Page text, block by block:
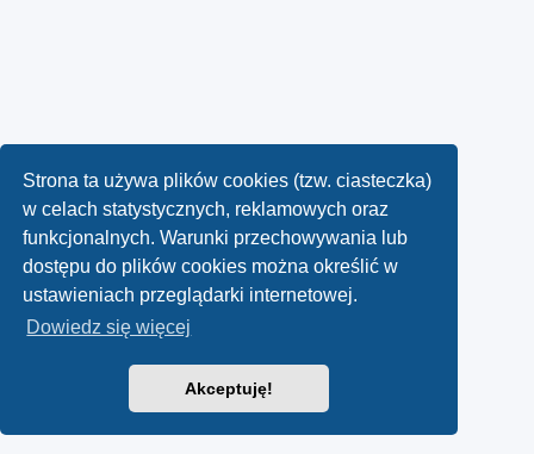
Strona ta używa plików cookies (tzw. ciasteczka)
w celach statystycznych, reklamowych oraz
funkcjonalnych. Warunki przechowywania lub
dostępu do plików cookies można określić w
ustawieniach przeglądarki internetowej.
Dowiedz się więcej
Akceptuję!